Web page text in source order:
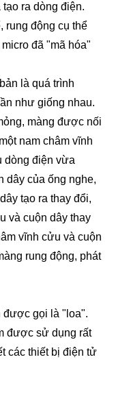
ra dòng điện.
rung động cụ thể
đã "mã hóa"
là quá trình
như giống nhau.
màng được nối
nam châm vĩnh
dòng điện vừa
dây của ống nghe,
tạo ra thay đổi,
và cuộn dây thay
vĩnh cửu và cuộn
rung động, phát
gọi là "loa".
được sử dụng rất
các thiết bị điện tử